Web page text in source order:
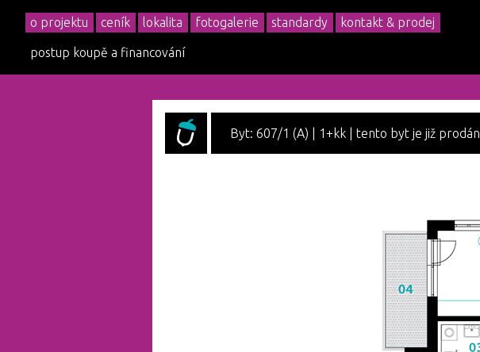
o projektu ceník lokalita fotogalerie standardy kontakt & prodej
postup koupě a financování
Byt: 607/1 (A) | 1+kk | tento byt je již prodán